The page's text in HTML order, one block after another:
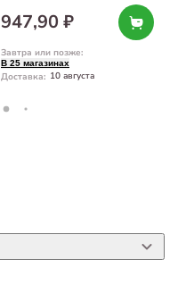
947,90 ₽
Завтра или позже:
В 25 магазинах
Доставка: 10 августа